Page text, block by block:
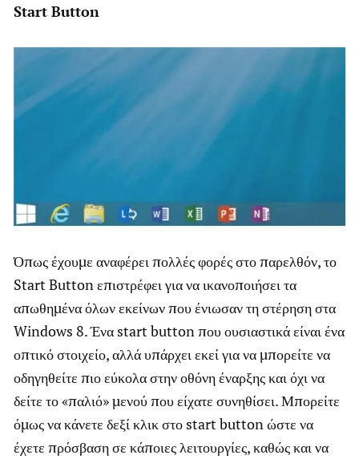
Start Button
Όπως έχουμε αναφέρει πολλές φορές στο παρελθόν, το
Start Button επιστρέφει για να ικανοποιήσει τα
απωθημένα όλων εκείνων που ένιωσαν τη στέρηση στα
Windows 8. Ένα start button που ουσιαστικά είναι ένα
οπτικό στοιχείο, αλλά υπάρχει εκεί για να μπορείτε να
οδηγηθείτε πιο εύκολα στην οθόνη έναρξης και όχι να
δείτε το «παλιό» μενού που είχατε συνηθίσει. Μπορείτε
όμως να κάνετε δεξί κλικ στο start button ώστε να
έχετε πρόσβαση σε κάποιες λειτουργίες, καθώς και να